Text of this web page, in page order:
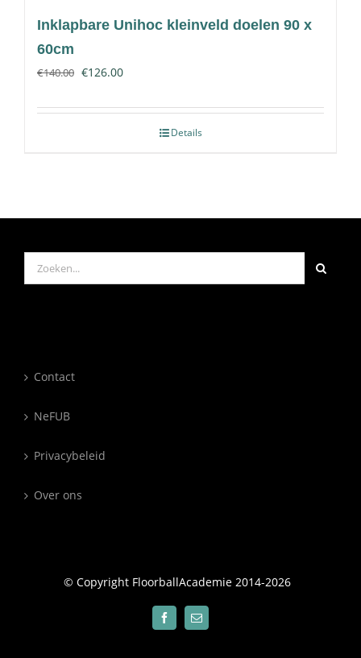
Inklapbare Unihoc kleinveld doelen 90 x
60cm
€140.00 €126.00
Details
Zoeken
naar:
Contact
NeFUB
Privacybeleid
Over ons
© Copyright FloorballAcademie 2014-2026
Facebook
E-
mail